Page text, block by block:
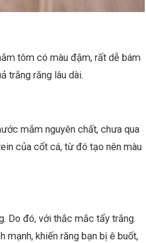
tôm có màu đậm, rất dễ bám
trắng răng lâu dài.
mắm nguyên chất, chưa qua
của cốt cá, từ đó tạo nên màu
Do đó, với thắc mắc tẩy trắng
mạnh, khiến răng bạn bị ê buốt,